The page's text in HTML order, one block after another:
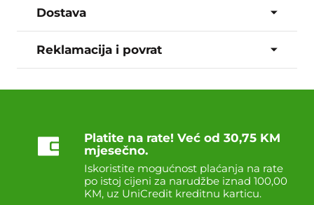
Dostava
Reklamacija i povrat
Platite na rate! Već od 30,75 KM
mjesečno.
Iskoristite mogućnost plaćanja na rate
po istoj cijeni za narudžbe iznad 100,00
KM, uz UniCredit kreditnu karticu.